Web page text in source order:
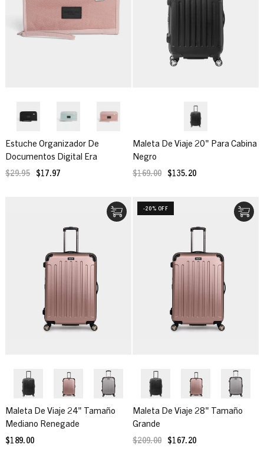
Estuche Organizador De
Documentos Digital Era
$29.95 $17.97
Maleta De Viaje 20" Para Cabina
Negro
$169.00 $135.20
Maleta De Viaje 24" Tamaño
Mediano Renegade
$189.00
-20% OFF
Maleta De Viaje 28" Tamaño
Grande
$209.00 $167.20